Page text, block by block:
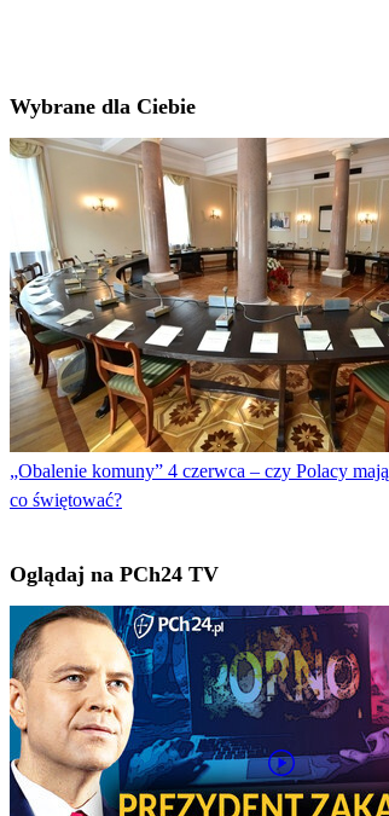
Wybrane dla Ciebie
„Obalenie komuny” 4 czerwca – czy Polacy mają
co świętować?
Oglądaj na PCh24 TV